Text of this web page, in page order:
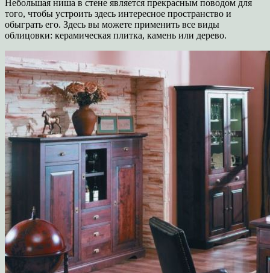
Небольшая ниша в стене является прекрасным поводом для
того, чтобы устроить здесь интересное пространство и
обыграть его. Здесь вы можете применить все виды
облицовки: керамическая плитка, камень или дерево.